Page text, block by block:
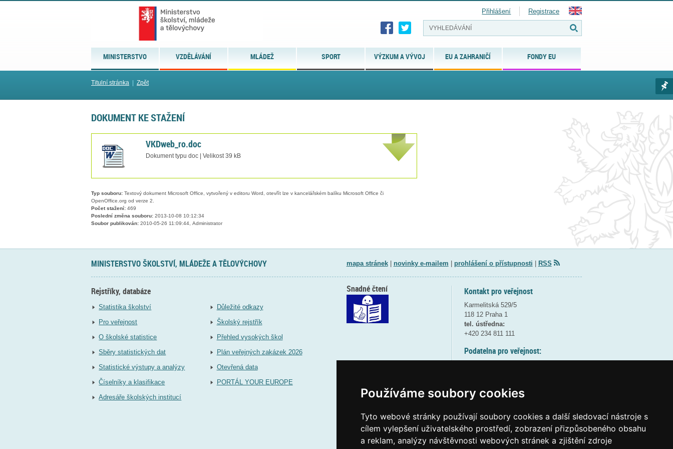
Používáme soubory cookies
Tyto webové stránky používají soubory cookies a další sledovací nástroje s
cílem vylepšení uživatelského prostředí, zobrazení přizpůsobeného obsahu
a reklam, analýzy návštěvnosti webových stránek a zjištění zdroje
MINISTERSTVO VZDĚLÁVÁNÍ MLÁDEŽ SPORT VÝZKUM A VÝVOJ EU A ZAHRANIČÍ FONDY EU
Přihlášení Registrace
Titulní stránka Zpět
DOKUMENT KE STAŽENÍ
VKDweb_ro.doc
Dokument typu doc | Velikost 39 kB
Typ souboru: Textový dokument Microsoft Office, vytvořený v editoru Word, otevřít lze v kancelářském balíku Microsoft Office či
OpenOffice.org od verze 2.
Počet stažení: 469
Poslední změna souboru: 2013-10-08 10:12:34
Soubor publikován: 2010-05-26 11:09:44, Administrator
MINISTERSTVO ŠKOLSTVÍ, MLÁDEŽE A TĚLOVÝCHOVY mapa stránek| novinky e-mailem prohlášení o přístupnosti RSS
Rejstříky, databáze
Statistika školství
Pro veřejnost
O školské statistice
Sběry statistických dat
Statistické výstupy a analýzy
Číselníky a klasifikace
Adresáře školských institucí
Důležité odkazy
Školský rejstřík
Přehled vysokých škol
Plán veřejných zakázek 2026
Otevřená data
PORTÁL YOUR EUROPE
Kontakt pro veřejnost
Karmelitská 529/5
118 12 Praha 1
tel. ústředna:
+420 234 811 111
Podatelna pro veřejnost:
(více informací
Elektronická podatelna:
posta@msmtgov cz
Snadné čtení